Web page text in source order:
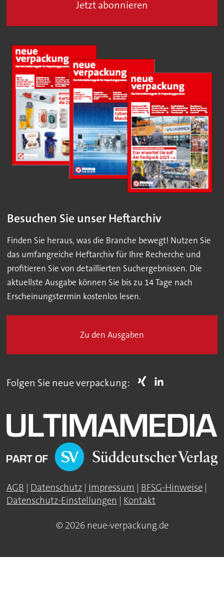
Jetzt abonnieren
Besuchen Sie unser Heftarchiv
Finden Sie heraus, was die Branche bewegt! Nutzen Sie
das umfangreiche Heftarchiv für Ihre Recherche und
profitieren Sie von detaillierten Suchergebnissen. Die
aktuellste Ausgabe können Sie bis zu 14 Tage nach
Erscheinungstermin kostenlos lesen.
Zu den Ausgaben
Folgen Sie neue verpackung:
AGB | Datenschutz | Impressum | BFSG-Hinweise |
Datenschutz-Einstellungen | Kontakt
© 2026 neue-verpackung.de